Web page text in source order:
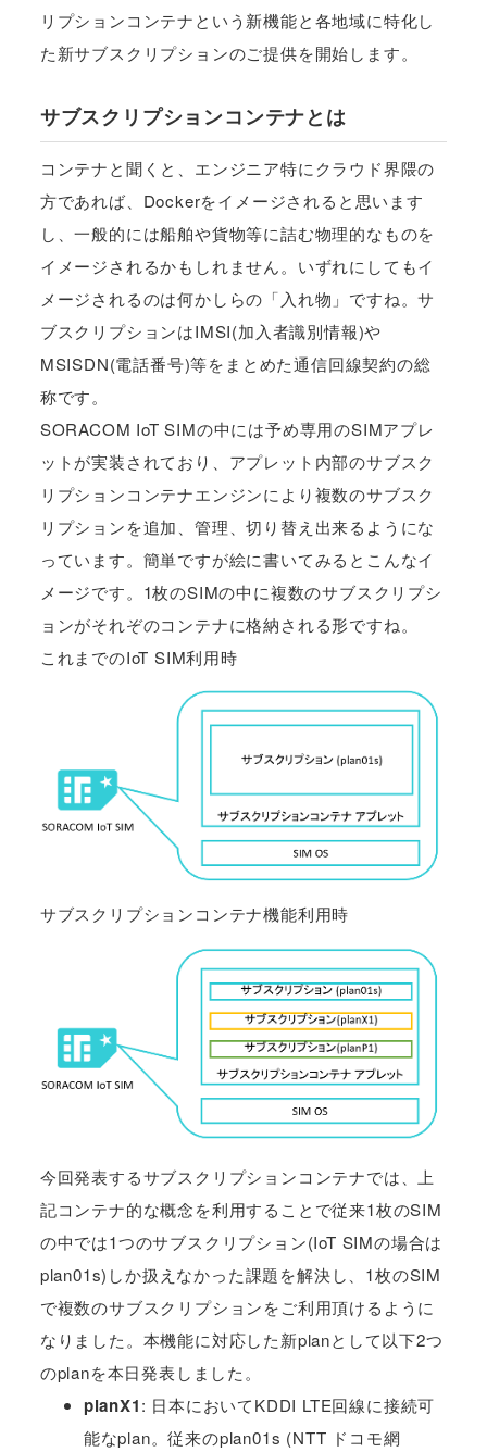
リプションコンテナという新機能と各地域に特化し
た新サブスクリプションのご提供を開始します。
サブスクリプションコンテナとは
コンテナと聞くと、エンジニア特にクラウド界隈の
方であれば、Dockerをイメージされると思います
し、一般的には船舶や貨物等に詰む物理的なものを
イメージされるかもしれません。いずれにしてもイ
メージされるのは何かしらの「入れ物」ですね。サ
ブスクリプションはIMSI(加入者識別情報)や
MSISDN(電話番号)等をまとめた通信回線契約の総
称です。
SORACOM IoT SIMの中には予め専用のSIMアプレ
ットが実装されており、アプレット内部のサブスク
リプションコンテナエンジンにより複数のサブスク
リプションを追加、管理、切り替え出来るようにな
っています。簡単ですが絵に書いてみるとこんなイ
メージです。1枚のSIMの中に複数のサブスクリプシ
ョンがそれぞのコンテナに格納される形ですね。
これまでのIoT SIM利用時
サブスクリプションコンテナ機能利用時
今回発表するサブスクリプションコンテナでは、上
記コンテナ的な概念を利用することで従来1枚のSIM
の中では1つのサブスクリプション(IoT SIMの場合は
plan01s)しか扱えなかった課題を解決し、1枚のSIM
で複数のサブスクリプションをご利用頂けるように
なりました。本機能に対応した新planとして以下2つ
のplanを本日発表しました。
planX1: 日本においてKDDI LTE回線に接続可
能なplan。従来のplan01s (NTT ドコモ網